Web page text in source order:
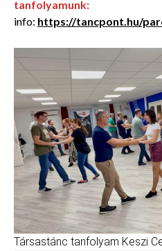
tanfolyamunk:
info: https://tancpont.hu/
Társastánc tanfolyam Keszi